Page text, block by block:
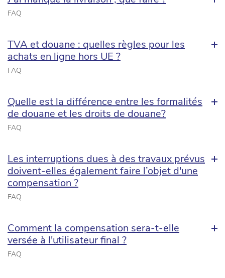
FAQ
TVA et douane : quelles règles pour les
achats en ligne hors UE ?
FAQ
Quelle est la différence entre les formalités
de douane et les droits de douane?
FAQ
Les interruptions dues à des travaux prévus
doivent-elles également faire l’objet d'une
compensation ?
FAQ
Comment la compensation sera-t-elle
versée à l'utilisateur final ?
FAQ